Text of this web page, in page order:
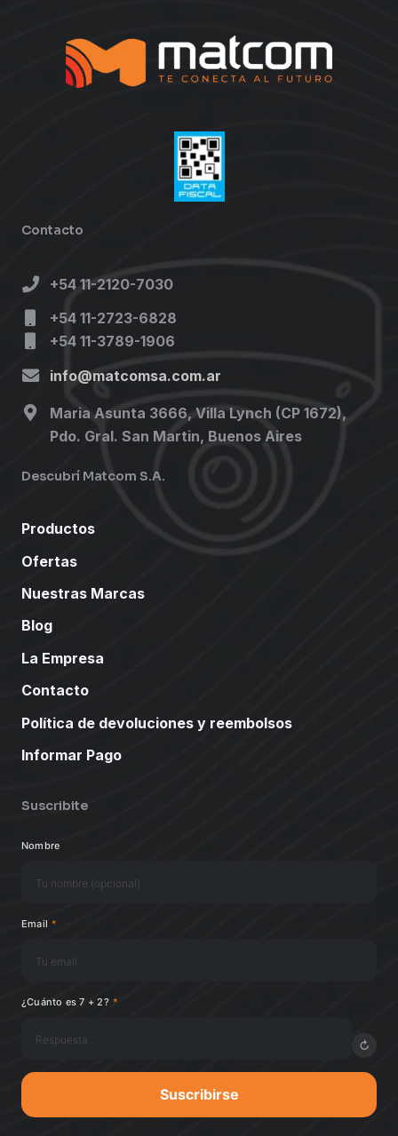
Contacto
+54 11-2120-7030
+54 11-2723-6828
+54 11-3789-1906
info@matcomsa.com.ar
Maria Asunta 3666, Villa Lynch (CP 1672),
Pdo. Gral. San Martin, Buenos Aires
Descubrí Matcom S.A.
Productos
Ofertas
Nuestras Marcas
Blog
La Empresa
Contacto
Política de devoluciones y reembolsos
Informar Pago
Suscribite
Nombre
Email *
¿Cuánto es 7 + 2? *
↻
Suscribirse